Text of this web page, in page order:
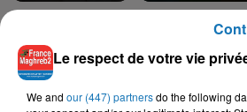
Ena Wiyek
Fkigh Ak Ssura
Le respect de votre vie
We and our (447) partnersdo the following